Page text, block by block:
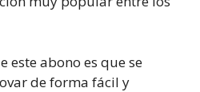
este abono es que se
de forma fácil y